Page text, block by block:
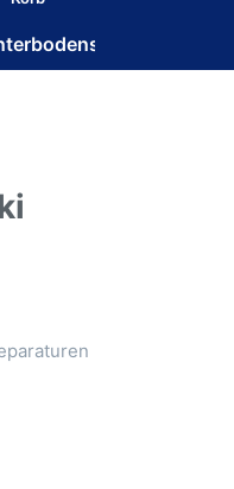
/ HV